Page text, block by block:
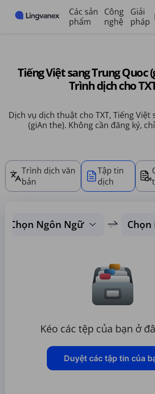
Các sản
phẩm
Công
nghệ
Giải
pháp
Tiếng Việt sang Trung Quoc
Trình dịch cho
Dịch vụ dịch thuật cho TXT, Tiếng Việt
(giAn the). Không cần đăng ký,
Trình dịch văn
bản
Tập tin
dịch
Chọn Ngôn Ngữ
Kéo các tệp của bạn ở
Duyệt các tập tin của